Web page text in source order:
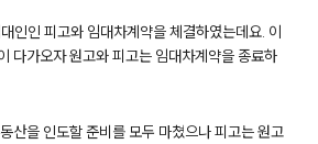
인인 피고와 임대차계약을 체결하였는데요. 이
다가오자 원고와 피고는 임대차계약을 종료하
산을 인도할 준비를 모두 마쳤으나 피고는 원고